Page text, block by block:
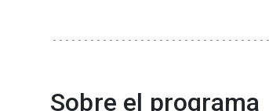
Sobre el programa